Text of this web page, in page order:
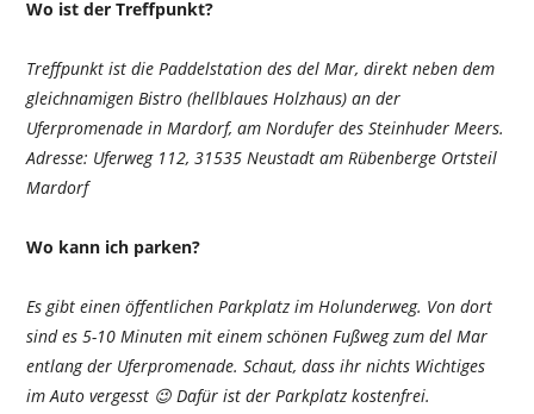
Wo ist der Treffpunkt?
Treffpunkt ist die Paddelstation des del Mar, direkt neben dem
gleichnamigen Bistro (hellblaues Holzhaus) an der
Uferpromenade in Mardorf, am Nordufer des Steinhuder Meers.
Adresse: Uferweg 112, 31535 Neustadt am Rübenberge Ortsteil
Mardorf
Wo kann ich parken?
Es gibt einen öffentlichen Parkplatz im Holunderweg. Von dort
sind es 5-10 Minuten mit einem schönen Fußweg zum del Mar
entlang der Uferpromenade. Schaut, dass ihr nichts Wichtiges
im Auto vergesst 😉 Dafür ist der Parkplatz kostenfrei.